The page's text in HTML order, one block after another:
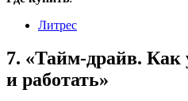
Литрес
7. «Тайм-драйв. Как
и работать»